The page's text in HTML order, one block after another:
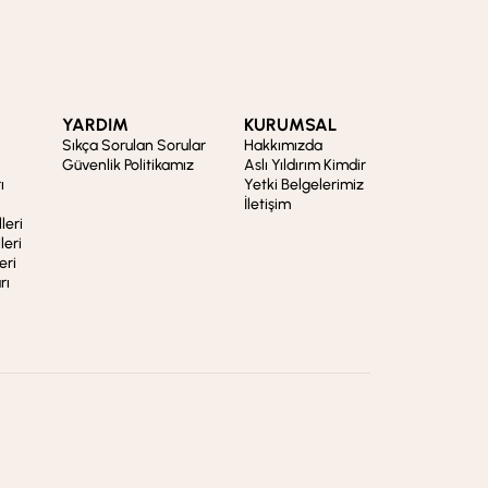
YARDIM
Sıkça Sorulan Sorular
Güvenlik Politikamız
KURUMSAL
Hakkımızda
Aslı Yıldırım Kimdir
Yetki Belgelerimiz
İletişim